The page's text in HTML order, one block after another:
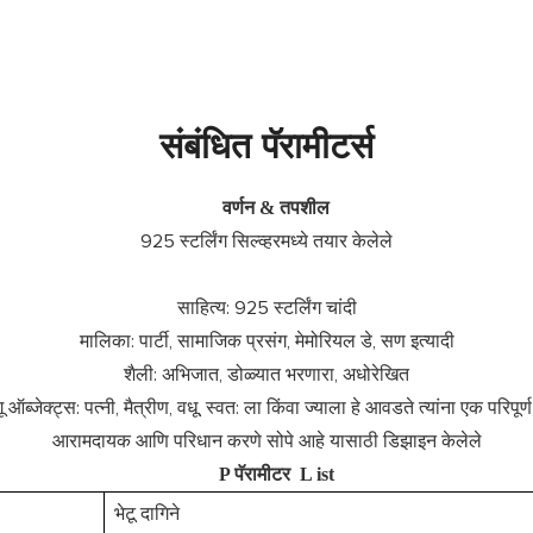
संबंधित पॅरामीटर्स
वर्णन & तपशील
925 स्टर्लिंग सिल्व्हरमध्ये तयार केलेले
साहित्य: 925 स्टर्लिंग चांदी
मालिका: पार्टी, सामाजिक प्रसंग, मेमोरियल डे, सण इत्यादी
शैली: अभिजात, डोळ्यात भरणारा, अधोरेखित
ऑब्जेक्ट्स: पत्नी, मैत्रीण, वधू, स्वत: ला किंवा ज्याला हे आवडते त्यांना एक
आरामदायक आणि परिधान करणे सोपे आहे यासाठी डिझाइन केलेले
Pपॅरामीटर List
भेटू दागिने